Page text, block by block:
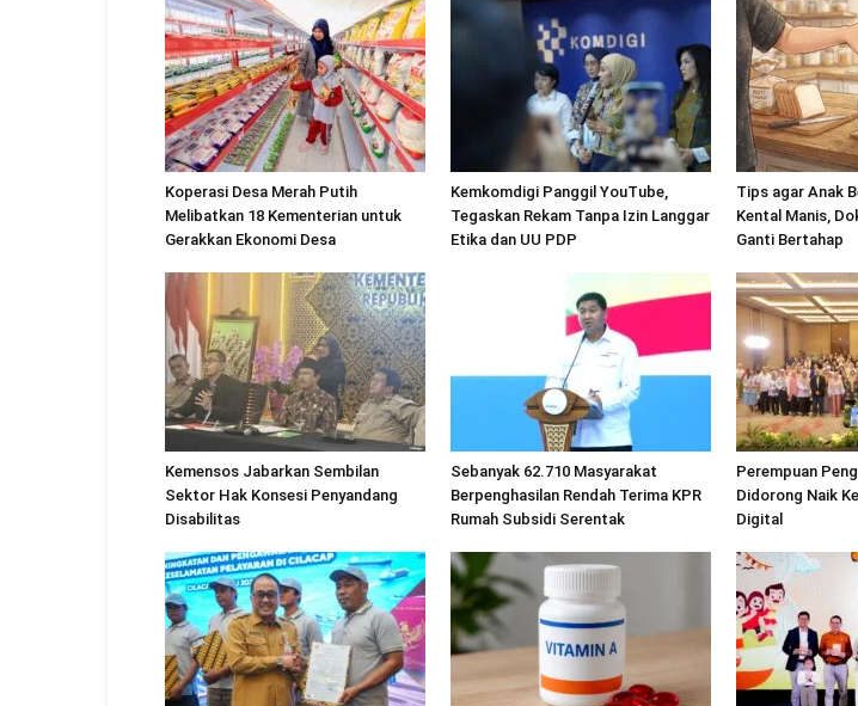
Koperasi Desa Merah Putih
Melibatkan 18 Kementerian untuk
Gerakkan Ekonomi Desa
Kemkomdigi Panggil YouTube,
Tegaskan Rekam Tanpa Izin Langgar
Etika dan UU PDP
Tips agar Anak
Kental Manis,
Ganti Bertahap
Kemensos Jabarkan Sembilan
Sektor Hak Konsesi Penyandang
Disabilitas
Sebanyak 62.710 Masyarakat
Berpenghasilan Rendah Terima KPR
Rumah Subsidi Serentak
Perempuan
Didorong Naik
Digital